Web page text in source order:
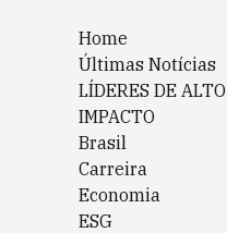
Home
Últimas Notícias
LÍDERES DE ALTO
IMPACTO
Brasil
Carreira
Economia
ESG